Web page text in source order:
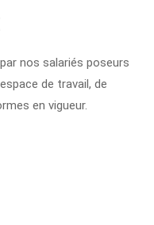
nos salariés poseurs
de travail, de
en vigueur.